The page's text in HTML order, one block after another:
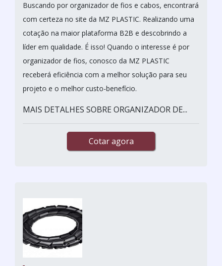
Buscando por organizador de fios e cabos, encontrará
com certeza no site da MZ PLASTIC. Realizando uma
cotação na maior plataforma B2B e descobrindo a
líder em qualidade. É isso! Quando o interesse é por
organizador de fios, conosco da MZ PLASTIC
receberá eficiência com a melhor solução para seu
projeto e o melhor custo-benefício.
MAIS DETALHES SOBRE ORGANIZADOR DE...
Cotar agora